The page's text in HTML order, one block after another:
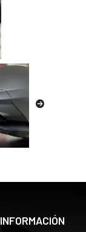
INFORMACIÓN